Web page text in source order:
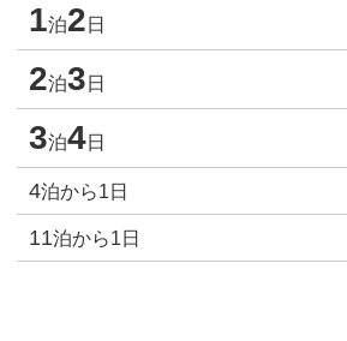
1泊2 日
2泊3 日
3泊4日
4泊から1日
11泊から1日